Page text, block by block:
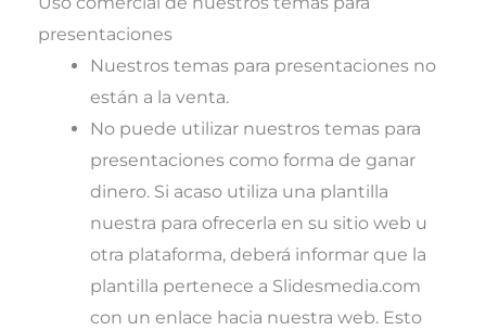
presentaciones
Nuestros temas para presentaciones no
están a la venta.
No puede utilizar nuestros temas para
presentaciones como forma de ganar
dinero. Si acaso utiliza una plantilla
nuestra para ofrecerla en su sitio web u
otra plataforma, deberá informar que la
plantilla pertenece a Slidesmedia.com
con un enlace hacia nuestra web. Esto